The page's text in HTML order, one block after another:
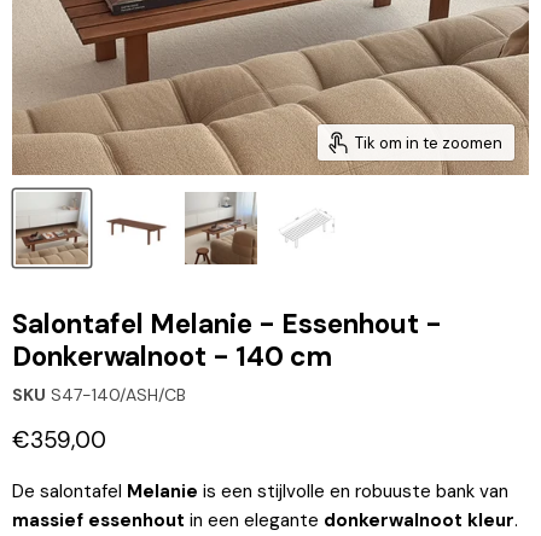
Tik om in te zoomen
Salontafel Melanie - Essenhout -
Donkerwalnoot - 140 cm
SKU S47-140/ASH/CB
Huidige prijs
€359,00
De salontafel Melanie is een stijlvolle en robuuste bank van
massief essenhout in een elegante donkerwalnoot kleur.